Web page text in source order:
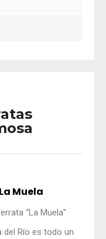
Muela
“La Muela”
del Río es todo un